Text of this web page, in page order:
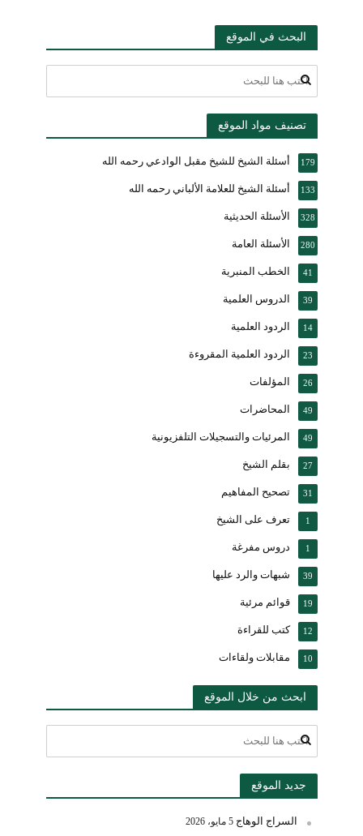
البحث في الموقع
تصنيف مواد الموقع
أسئلة الشيخ للشيخ مقبل الوادعي رحمه الله 179
أسئلة الشيخ للعلامة الألباني رحمه الله 133
الأسئلة الحديثية 328
الأسئلة العامة 280
الخطب المنبرية 41
الدروس العلمية 39
الردود العلمية 14
الردود العلمية المقروءة 23
المؤلفات 26
المحاضرات 49
المرئيات والتسجيلات التلفزيونية 49
بقلم الشيخ 27
تصحيح المفاهيم 31
تعرف على الشيخ 1
دروس مفرغة 1
شبهات والرد عليها 39
قوائم مرئية 19
كتب للقراءة 12
مقابلات ولقاءات 10
ابحث من خلال الموقع
جديد الموقع
السراج الوهاج 5 مايو، 2026